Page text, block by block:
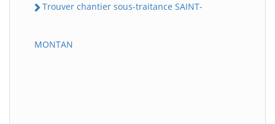
Trouver chantier sous-traitance SAINT-
MONTAN